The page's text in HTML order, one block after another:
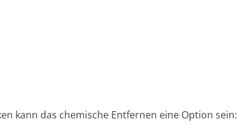
kann das chemische Entfernen eine Option sein: